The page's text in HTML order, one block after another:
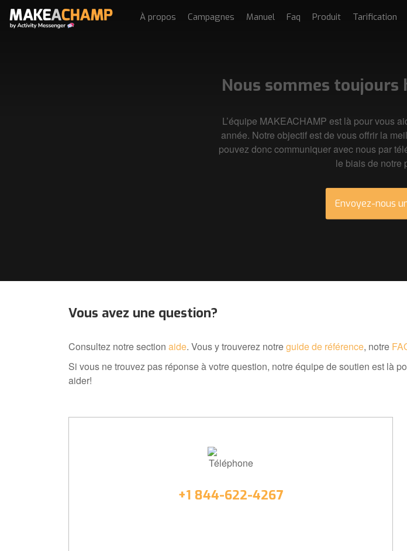
Nous sommes toujours
L’équipe MAKEACHAMP est là pour vous
année. Notre objectif est de vous offrir la
pouvez donc communiquer avec nous par
le biais de notre
Envoyez-nous
À propos Campagnes Manuel Faq Produit Tarification
Vous avez une question?
Consultez notre section aide. Vous y trouverez notreguide de référence, notre
Si vous ne trouvez pas réponse à votre question, notre équipe de soutien est là
aider!
Téléphone
+1 844-622-4267